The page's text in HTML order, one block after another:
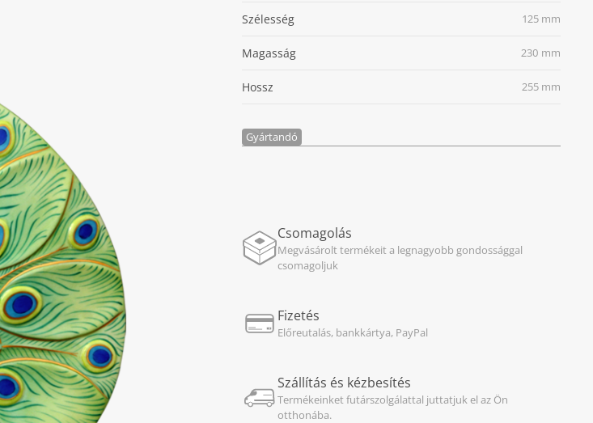
Szélesség 125 mm
Magasság 230 mm
Hossz 255 mm
Gyártandó
Csomagolás
Megvásárolt termékeit a legnagyobb gondossággal
csomagoljuk
Fizetés
Előreutalás, bankkártya, PayPal
Szállítás és kézbesítés
Termékeinket futárszolgálattal juttatjuk el az Ön
otthonába.